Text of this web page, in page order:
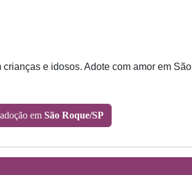
e idosos. Adote com amor em São
em São Roque/SP